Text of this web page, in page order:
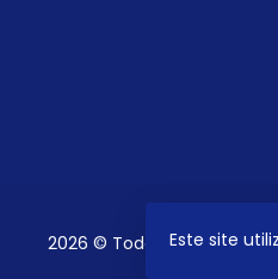
Este site
2026 © Todos os direitos